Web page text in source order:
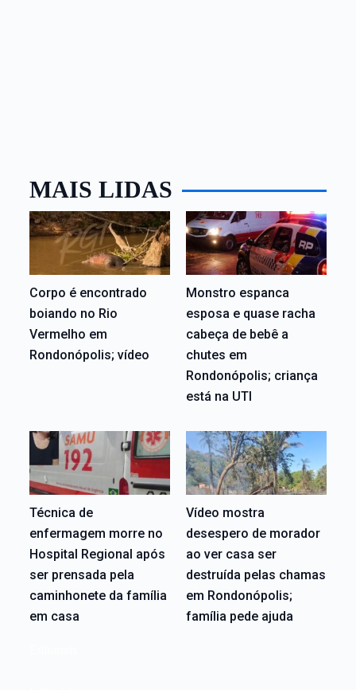
MAIS LIDAS
Corpo é encontrado
boiando no Rio
Vermelho em
Rondonópolis; vídeo
Monstro espanca
esposa e quase racha
cabeça de bebê a
chutes em
Rondonópolis; criança
está na UTI
Técnica de
enfermagem morre no
Hospital Regional após
ser prensada pela
caminhonete da família
em casa
Vídeo mostra
desespero de morador
ao ver casa ser
destruída pelas chamas
em Rondonópolis;
família pede ajuda